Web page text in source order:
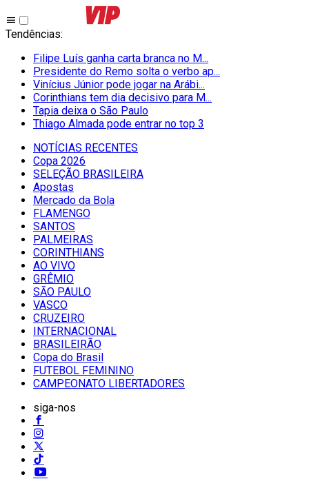
Tendências:
Filipe Luís ganha carta branca no M...
Presidente do Remo solta o verbo ap...
Vinícius Júnior pode jogar na Arábi...
Corinthians tem dia decisivo para M...
Tapia deixa o São Paulo
Thiago Almada pode entrar no top 3
NOTÍCIAS RECENTES
Copa 2026
SELEÇÃO BRASILEIRA
Apostas
Mercado da Bola
FLAMENGO
SANTOS
PALMEIRAS
CORINTHIANS
AO VIVO
GRÊMIO
SĀO PAULO
VASCO
CRUZEIRO
INTERNACIONAL
BRASILEIRÃO
Copa do Brasil
FUTEBOL FEMININO
CAMPEONATO LIBERTADORES
siga-nos